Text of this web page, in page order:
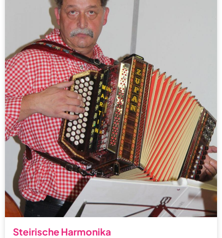
Steirische Harmonika